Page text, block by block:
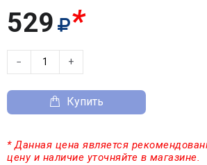
529 *
− +
Купить
* Данная цена является
цену и наличие уточняйте в магазине.